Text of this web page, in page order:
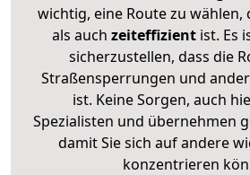
wichtig, eine Route zu wählen,
als auch zeiteffizientist. Es
sicherzustellen, dass die
Straßensperrungen und
ist. Keine Sorgen, auch
Spezialisten und übernehmen
damit Sie sich auf andere
konzentrieren